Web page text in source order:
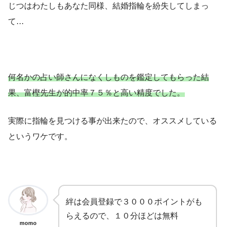
じつはわたしもあなた同様、結婚指輪を紛失してしまっ
て…
何名かの占い師さんになくしものを鑑定してもらった結
果、富樫先生が的中率７５％と高い精度でした。
実際に指輪を見つける事が出来たので、オススメしている
というワケです。
momo
絆は会員登録で３０００ポイントがも
らえるので、１０分ほどは無料